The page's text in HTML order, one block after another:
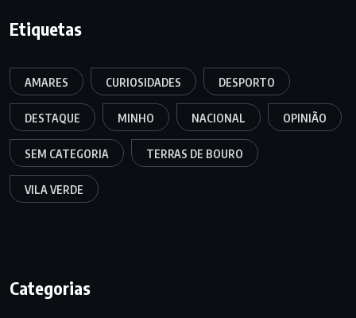
Etiquetas
AMARES CURIOSIDADES DESPORTO
DESTAQUE MINHO NACIONAL OPINIÃO
SEM CATEGORIA TERRAS DE BOURO
VILA VERDE
Categorias